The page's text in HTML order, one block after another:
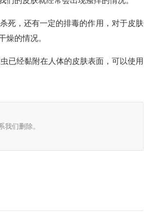
死，还有一定的排毒的作用，对于皮肤
燥的情况。
已经黏附在人体的皮肤表面，可以使用
我们删除。